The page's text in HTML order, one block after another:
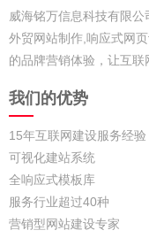
威海铭万信息科技有限
外贸网站制作,响应式网
的品牌营销体验，让互联
我们的优势
15年互联网建设服务经验
可视化建站系统
全响应式模板库
服务行业超过40种
营销型网站建设专家